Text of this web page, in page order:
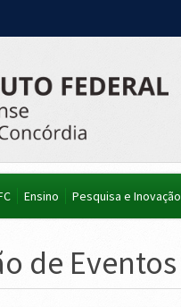
Ensino Pesquisa e Inovação
de Eventos